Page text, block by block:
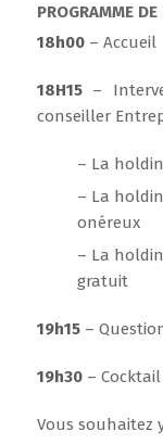
PROGRAMME DE
18h00– Accueil
18H15 –
conseiller
– La
– La
onéreux
– La
gratuit
19h15–
19h30– Cocktail
Vous souhaitez